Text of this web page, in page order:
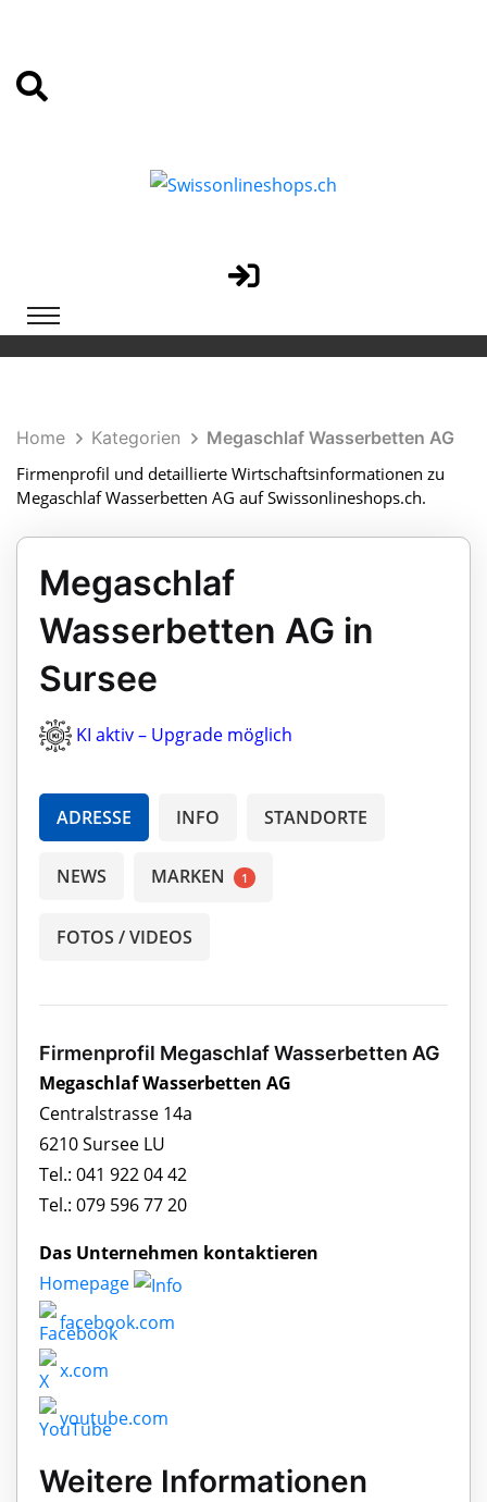
Home Kategorien
Megaschlaf Wasserbetten AG
Firmenprofil und detaillierte Wirtschaftsinformationen zu
Megaschlaf Wasserbetten AG auf Swissonlineshops.ch.
Megaschlaf
Wasserbetten AG in
Sursee
KI aktiv – Upgrade möglich
ADRESSE INFO STANDORTE
NEWS MARKEN 1
FOTOS / VIDEOS
Firmenprofil Megaschlaf Wasserbetten AG
Megaschlaf Wasserbetten AG
Centralstrasse 14a
6210 Sursee LU
Tel.: 041 922 04 42
Tel.: 079 596 77 20
Das Unternehmen kontaktieren
Homepage
facebook.com
x.com
youtube.com
Weitere Informationen